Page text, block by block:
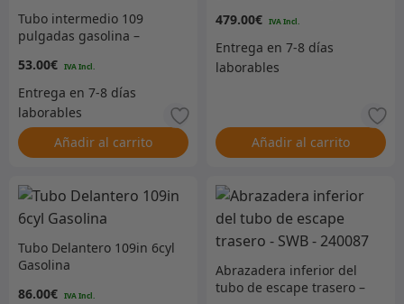
Tubo intermedio 109
pulgadas gasolina –
53.00€
Añadir al carrito
inoxidable – Volante a la
izquierda
479.00€
Añadir al carrito
Tubo Delantero 109in 6cyl
Gasolina
86.00€
Abrazadera inferior del
tubo de escape trasero –